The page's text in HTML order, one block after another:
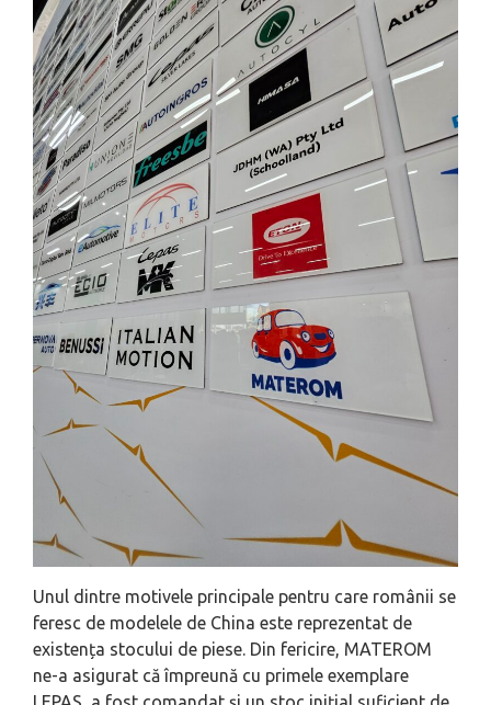
Unul dintre motivele principale pentru care românii se
feresc de modelele de China este reprezentat de
existența stocului de piese. Din fericire, MATEROM
ne-a asigurat că împreună cu primele exemplare